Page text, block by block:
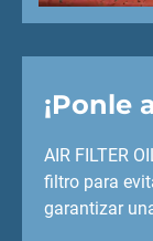
¡Ponle
AIR FILTER
filtro para
garantizar